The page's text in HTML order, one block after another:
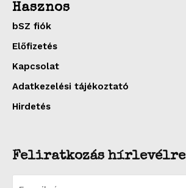
Hasznos
bSZ fiók
Előfizetés
Kapcsolat
Adatkezelési tájékoztató
Hirdetés
Feliratkozás hírlevélre